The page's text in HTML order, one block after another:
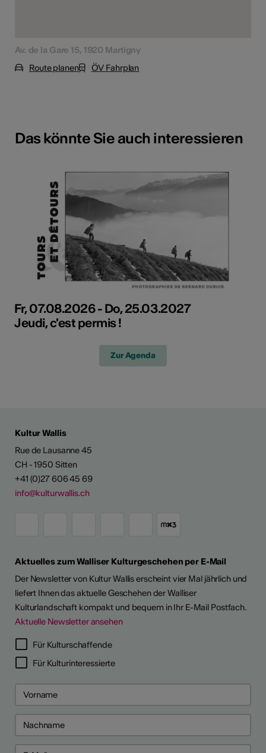
Av. de la Gare 15, 1920 Martigny
Route planen
ÖV Fahrplan
Das könnte Sie auch interessieren
Fr, 07.08.2026 - Do, 25.03.2027
Jeudi, c'est permis !
Zur Agenda
Kultur Wallis
Rue de Lausanne 45
CH - 1950 Sitten
+41 (0)27 606 45 69
info@kulturwallis.ch
Aktuelles zum Walliser Kulturgeschehen per E-Mail
Der Newsletter von Kultur Wallis erscheint vier Mal jährlich und
liefert Ihnen das aktuelle Geschehen der Walliser
Kulturlandschaft kompakt und bequem in Ihr E-Mail Postfach.
Aktuelle Newsletter ansehen
Für Kulturschaffende
Für Kulturinteressierte